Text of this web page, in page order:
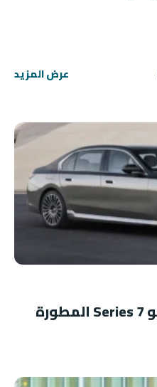
عرض المزيد
فتح باب حجز بي إم دبليو 7 Series المطورة